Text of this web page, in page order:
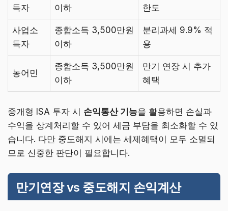
득자
이하
한도
사업소
득자
종합소득 3,500만원
이하
분리과세 9.9% 적
용
농어민
종합소득 3,500만원
이하
만기 연장 시 추가
혜택
중개형 ISA 투자 시 손익통산 기능을 활용하면 손실과
수익을 상계처리할 수 있어 세금 부담을 최소화할 수 있
습니다. 다만 중도해지 시에는 세제혜택이 모두 소멸되
므로 신중한 판단이 필요합니다.
만기연장 vs 중도해지 손익계산